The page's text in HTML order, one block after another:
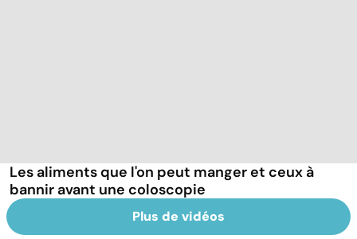
Les aliments que l'on peut manger et ceux à
bannir avant une coloscopie
Plus de vidéos